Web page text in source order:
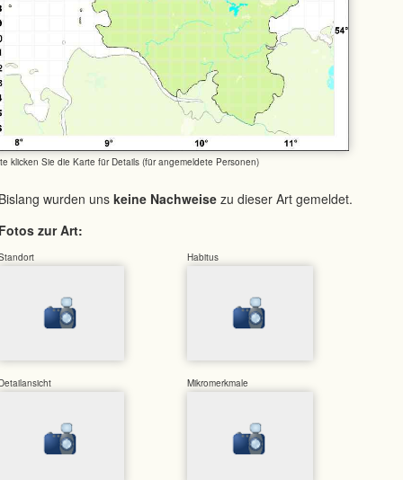
klicken Sie die Karte für Details (für angemeldete Personen)
wurden uns keine Nachweise zu dieser Art gemeldet.
zur Art:
Habitus
Mikromerkmale